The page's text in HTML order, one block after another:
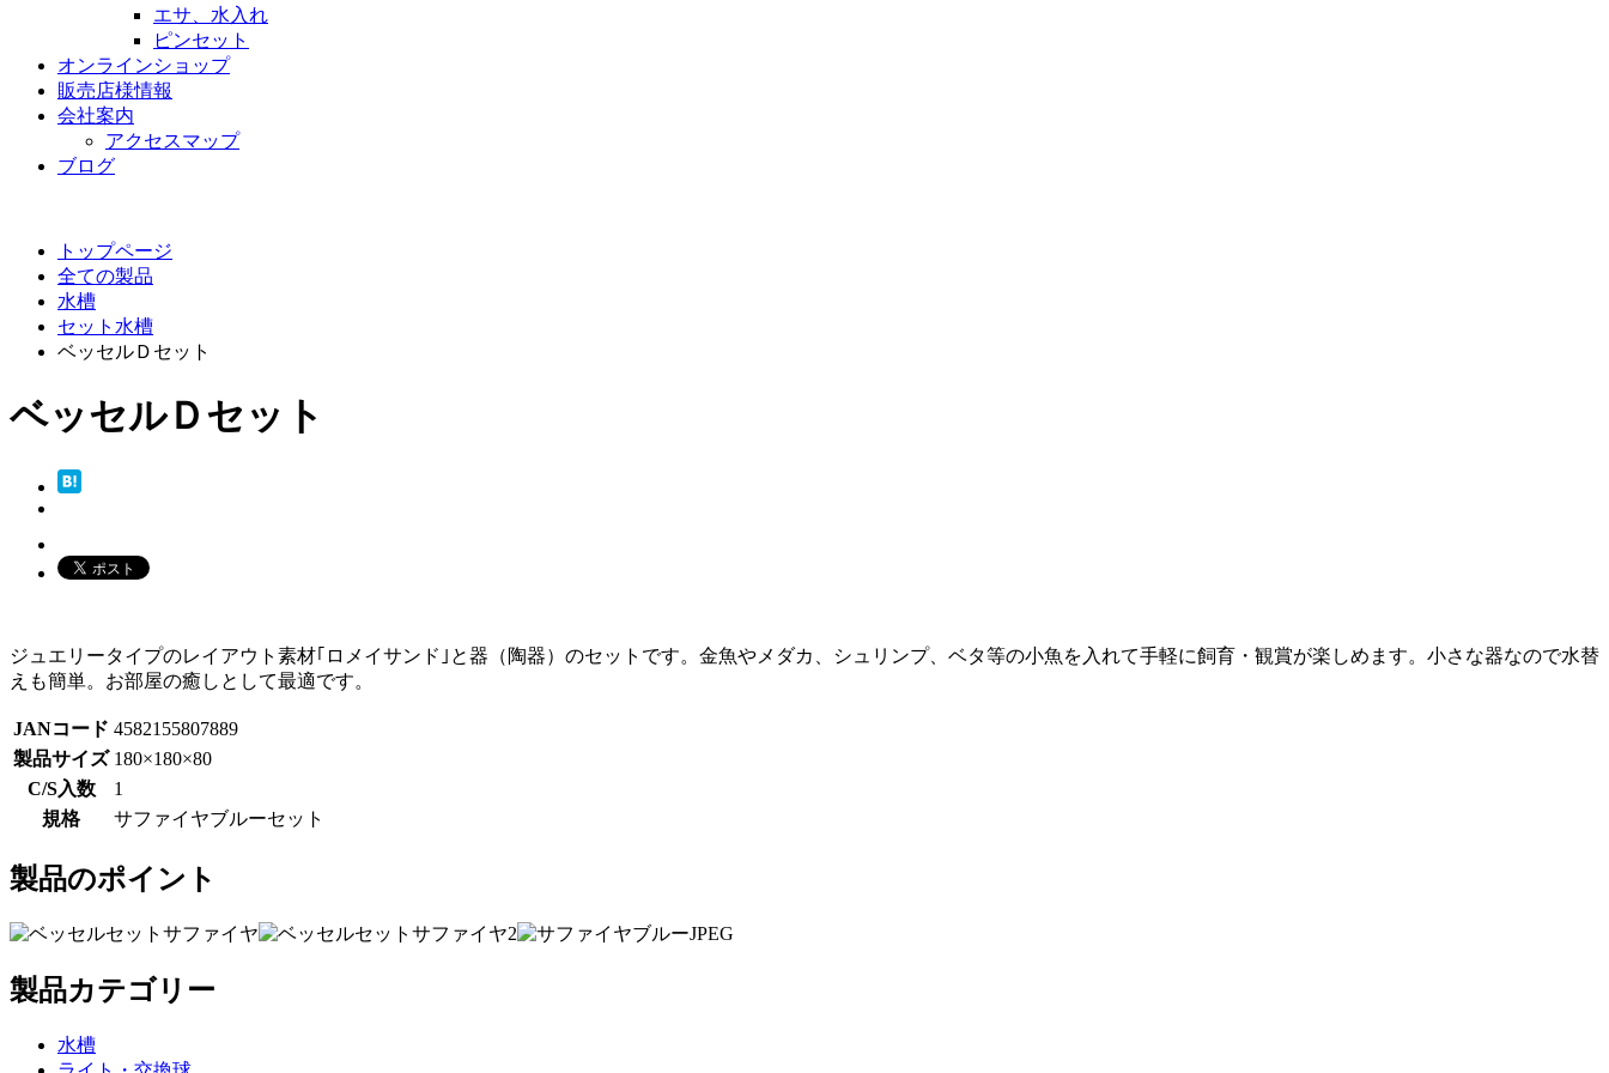
エサ、水入れ
ピンセット
オンラインショップ
販売店様情報
会社案内
アクセスマップ
ブログ
トップページ
全ての製品
水槽
セット水槽
ベッセルＤセット
ベッセルＤセット
ジュエリータイプのレイアウト素材｢ロメイサンド｣と器（陶器）のセットです。金魚やメダカ、シュリンプ、ベタ等の小魚を入れて手軽に飼育・観賞が楽しめます。小さな器なので水替
えも簡単。お部屋の癒しとして最適です。
JANコード 4582155807889
製品サイズ 180×180×80
C/S入数
1
規格
サファイヤブルーセット
製品のポイント
製品カテゴリー
水槽